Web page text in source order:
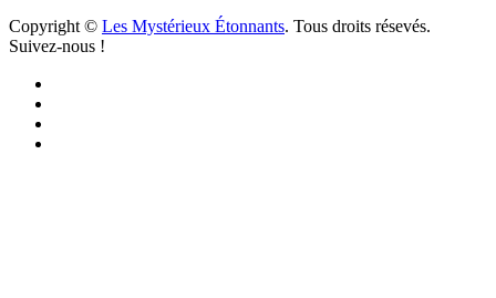
Copyright © Les Mystérieux Étonnants. Tous droits résevés.
Suivez-nous !